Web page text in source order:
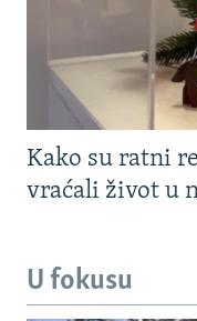
Kako su ratni
vraćali život u
U fokusu